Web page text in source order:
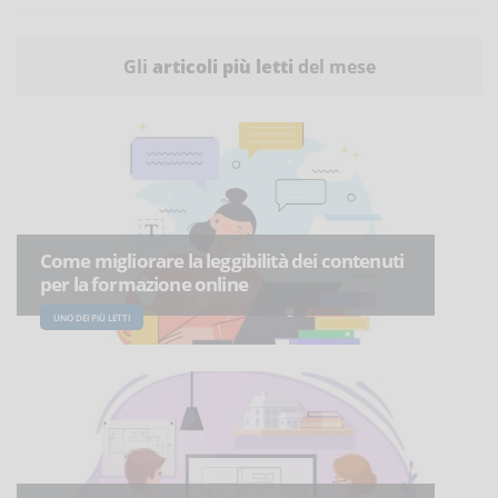
Gli articoli più letti del mese
Come migliorare la leggibilità dei contenuti
per la formazione online
UNO DEI PIÙ LETTI